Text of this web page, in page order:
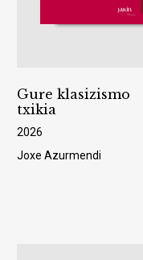
Gure klasizismo
txikia
2026
Joxe Azurmendi